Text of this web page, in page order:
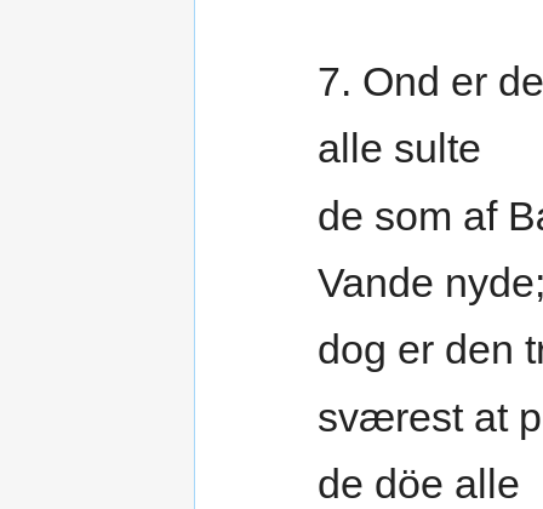
7. Ond er
alle sulte
de som af
Vande
dog er den
sværest at
de döe alle